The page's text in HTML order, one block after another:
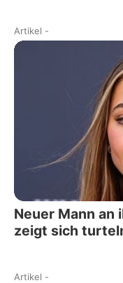
Artikel -
Neuer Mann an
zeigt sich
Artikel -